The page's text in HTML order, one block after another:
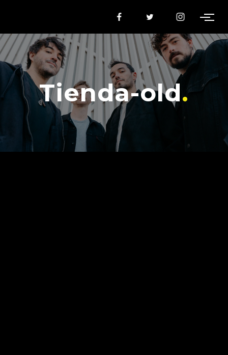
Tienda-old